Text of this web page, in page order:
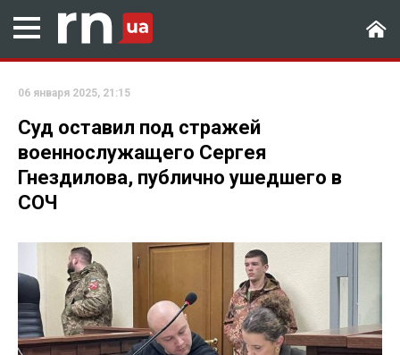
06 января 2025, 21:15
Суд оставил под стражей
военнослужащего Сергея
Гнездилова, публично ушедшего в
СОЧ